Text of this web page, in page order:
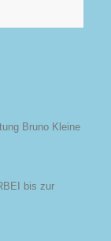
Bruno Kleine
bis zur